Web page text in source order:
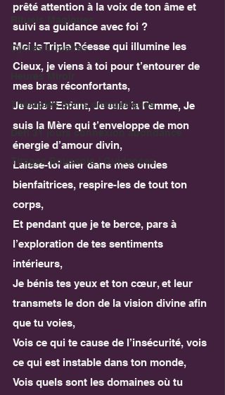
Rituels Magiques
Cycles Lunaires
Thérapies Soins énergétiques
Défi 31 jours connexion abondance
Tirages Boussole / Guidances
prêté attention à la voix de ton âme et
suivi sa guidance avec foi ?
Moi la Triple Déesse qui illumine les
Cieux, je viens à toi pour t’entourer de
mes bras réconfortants,
Je suis l’Enfant, Je suis la Femme, Je
suis la Mère qui t’enveloppe de mon
énergie d’amour divin,
Laisse-toi aller dans mes ondes
bienfaitrices, respire-les de tout ton
corps,
Et pendant que je te berce, pars à
l’exploration de tes sentiments
intérieurs,
Je bénis tes yeux et ton cœur, et leur
transmets le don de la vision divine afin
que tu voies,
Vois ce qui te cause de l’insécurité, vois
ce qui est instable dans ton monde,
Vois quels sont les domaines où tu